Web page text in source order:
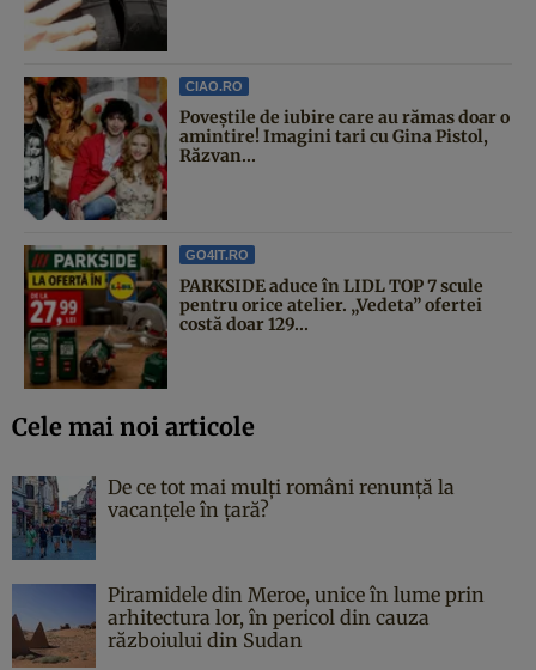
CIAO.RO
Poveştile de iubire care au rămas doar o
amintire! Imagini tari cu Gina Pistol,
Răzvan...
GO4IT.RO
PARKSIDE aduce în LIDL TOP 7 scule
pentru orice atelier. „Vedeta” ofertei
costă doar 129...
Cele mai noi articole
De ce tot mai mulți români renunță la
vacanțele în țară?
Piramidele din Meroe, unice în lume prin
arhitectura lor, în pericol din cauza
războiului din Sudan